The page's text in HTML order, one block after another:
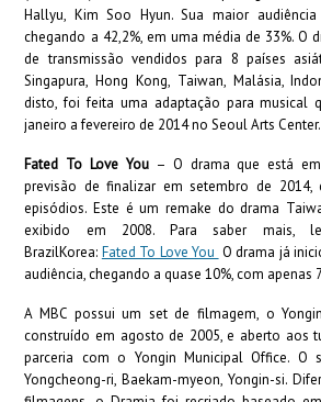
Hallyu, Kim Soo Hyun. Sua maior
chegando a 42,2%, em uma média de 33%. O
de transmissão vendidos para 8 países
Singapura, Hong Kong, Taiwan, Malásia,
disto, foi feita uma adaptação para musical
janeiro a fevereiro de 2014 no Seoul Arts Center.
Fated To Love You – O drama que está
previsão de finalizar em setembro de
episódios. Este é um remake do drama
exibido em 2008. Para saber mais,
BrazilKorea: Fated To Love You O drama já
audiência, chegando a quase 10%, com apenas
A MBC possui um set de filmagem, o
construído em agosto de 2005, e aberto aos
parceria com o Yongin Municipal Office. O
Yongcheong-ri, Baekam-myeon, Yongin-si.